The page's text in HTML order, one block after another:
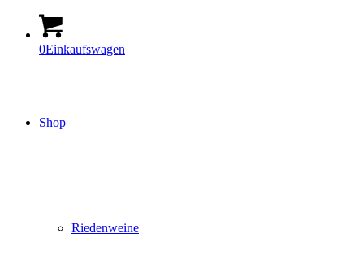
0Einkaufswagen
Shop
Riedenweine